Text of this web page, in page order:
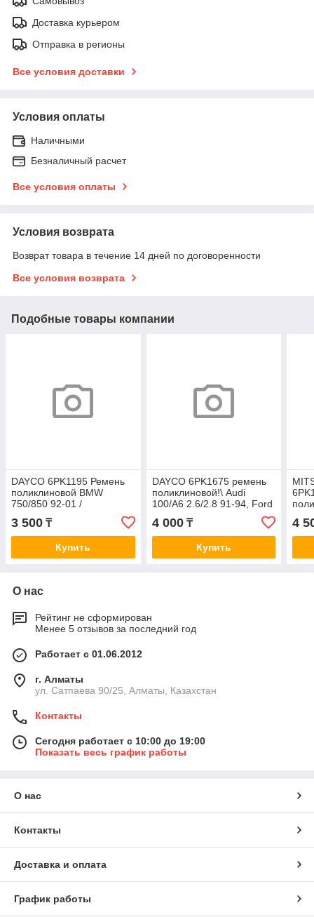
Доставка курьером
Отправка в регионы
Все условия доставки
Условия оплаты
Наличными
Безналичный расчет
Все условия оплаты
Условия возврата
Возврат товара в течение 14 дней по договоренности
Все условия возврата
Подобные товары компании
DAYCO 6PK1195 Ремень
поликлиновой BMW
750/850 92-01 /
Sebring/Stratus 3,0 00-
3 500 ₸
Купить
DAYCO 6PK1675 ремень
поликлиновой!\ Audi
100/A6 2.6/2.8 91-94, Ford
4 000₸
Купить
4
О нас
Рейтинг не сформирован
Менее 5 отзывов за последний год
Работает с 01.06.2012
г. Алматы
ул. Сатпаева 90/25, Алматы, Казахстан
Контакты
Сегодня работает с 10:00 до 19:00
Показать весь график работы
О нас
Контакты
Доставка и оплата
График работы